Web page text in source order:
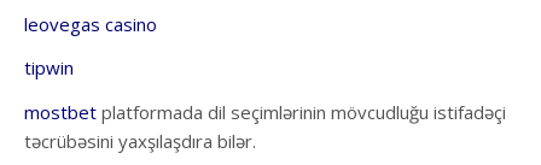
leovegas casino
tipwin
mostbet platformada dil seçimlərinin mövcudluğu istifadəçi
təcrübəsini yaxşılaşdıra bilər.